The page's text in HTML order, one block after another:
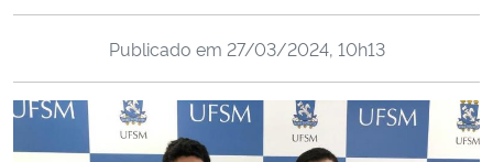
Ministério da Cidadania
Ministério de Minas e Energia
Publicado em 27/03/2024, 10h13